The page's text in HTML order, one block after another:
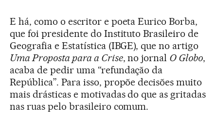
E há, como o escritor e poeta Eurico Borba,
que foi presidente do Instituto Brasileiro de
Geografia e Estatística (IBGE), que no artigo
Uma Proposta para a Crise, no jornal O Globo,
acaba de pedir uma “refundação da
República”. Para isso, propõe decisões muito
mais drásticas e motivadas do que as gritadas
nas ruas pelo brasileiro comum.